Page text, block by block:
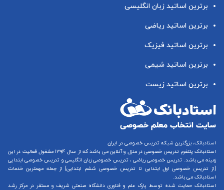
برترین اساتید زبان انگلیسی
برترین اساتید ریاضی
برترین اساتید فیزیک
برترین اساتید شیمی
برترین اساتید زیست
استادبانک، بزرگترین شبکه تدریس خصوصی در ایران
استادبانک پلتفرم تدریس خصوصی در منزل و آنلاین
می باشد که از سال ۱۳۹۴ مشغول فعالیت در این
زمینه می باشد. تدریس خصوصی ریاضی ، تدریس خصوصی زبان انگلیسیو تدریس خصوصی ابتدایی
(از تدریس خصوصی اول ابتدایی تا تدریس خصوصی ششم ابتدایی) از جمله مهمترین خدمات
استادبانک می باشد.
استادبانک حمایت شده توسط پارک علم و فناوری دانشگاه صنعتی شریف و مستقر در مرکز رشد